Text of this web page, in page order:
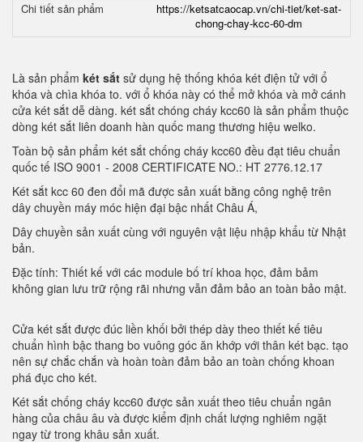
Chi tiết sản phẩm
https://ketsatcaocap.vn/chi-tiet/ket-sat-
chong-chay-kcc-60-dm
Là sản phẩm két sắt sử dụng hệ thống khóa két điện tử với ổ
khóa và chìa khóa to. với ổ khóa này có thể mở khóa và mở cánh
cửa két sắt dễ dàng. két sắt chóng cháy kcc60 là sản phẩm thuộc
dòng két sắt liên doanh hàn quốc mang thương hiệu welko.
Toàn bộ sản phẩm két sắt chống cháy kcc60 đều đạt tiêu chuẩn
quốc tế ISO 9001 - 2008 CERTIFICATE NO.: HT 2776.12.17
Két sắt kcc 60 đen đổi mã được sản xuất bằng công nghệ trên
dây chuyền máy móc hiện đại bậc nhất Châu Á,
Dây chuyền sản xuất cùng với nguyên vật liệu nhập khẩu từ Nhật
bản.
Đặc tính: Thiết kế với các module bố trí khoa học, đảm bảm
không gian lưu trữ rộng rãi nhưng vẫn đảm bảo an toàn bảo mật.
Cửa két sắt được đúc liền khối bởi thép dày theo thiết kế tiêu
chuẩn hình bậc thang bo vuông góc ăn khớp với thân két bạc. tạo
nên sự chắc chắn và hoàn toàn đảm bảo an toàn chống khoan
phá đục cho két.
Két sắt chống cháy kcc60 được sản xuất theo tiêu chuẩn ngân
hàng của châu âu và được kiểm định chất lượng nghiêm ngặt
ngay từ trong khâu sản xuất.